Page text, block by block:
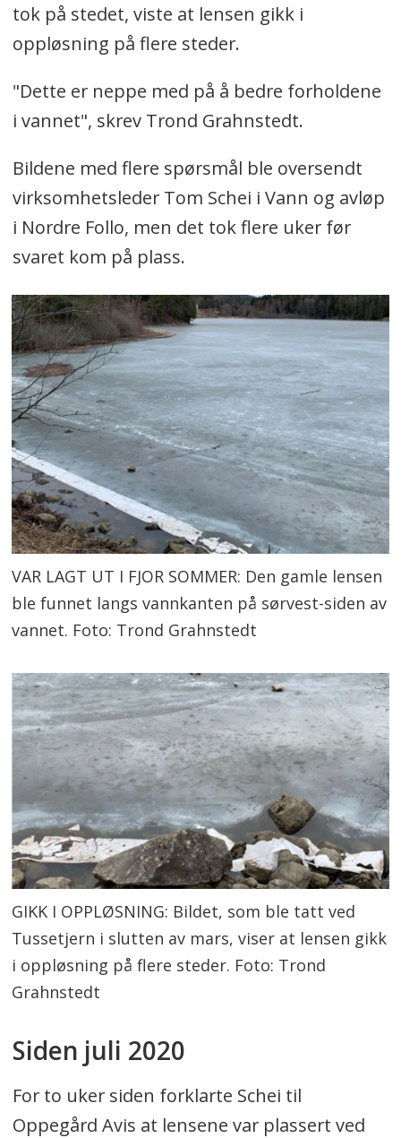
tok på stedet, viste at lensen gikk i
oppløsning på flere steder.
"Dette er neppe med på å bedre forholdene
i vannet", skrev Trond Grahnstedt.
Bildene med flere spørsmål ble oversendt
virksomhetsleder Tom Schei i Vann og avløp
i Nordre Follo, men det tok flere uker før
svaret kom på plass.
VAR LAGT UT I FJOR SOMMER: Den gamle lensen
ble funnet langs vannkanten på sørvest-siden av
vannet. Foto: Trond Grahnstedt
GIKK I OPPLØSNING: Bildet, som ble tatt ved
Tussetjern i slutten av mars, viser at lensen gikk
i oppløsning på flere steder. Foto: Trond
Grahnstedt
Siden juli 2020
For to uker siden forklarte Schei til
Oppegård Avis at lensene var plassert ved